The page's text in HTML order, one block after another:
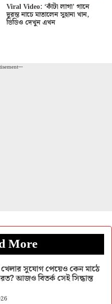
Viral Video: ‘কাঁটা লাগা’ গানে
দুরন্ত নাচে মাতালেন সুহানা খান,
ভিডিও দেখুন এখন
More
খেলার সুযোগ পেয়েও কেন মাঠে
আজও বিতর্ক সেই সিদ্ধান্ত